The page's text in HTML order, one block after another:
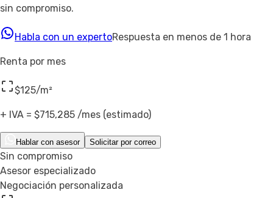
sin compromiso.
Habla con un expertoRespuesta en menos de 1 hora
Renta por mes
$125/m²
+ IVA = $715,285 /mes (estimado)
Hablar con asesor Solicitar por correo
Sin compromiso
Asesor especializado
Negociación personalizada